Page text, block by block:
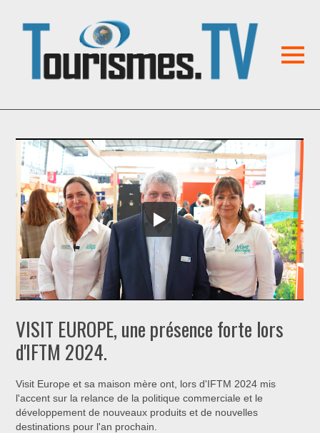
VISIT EUROPE, une présence forte lors
d'IFTM 2024.
Visit Europe et sa maison mère ont, lors d'IFTM 2024 mis
l'accent sur la relance de la politique commerciale et le
développement de nouveaux produits et de nouvelles
destinations pour l'an prochain.